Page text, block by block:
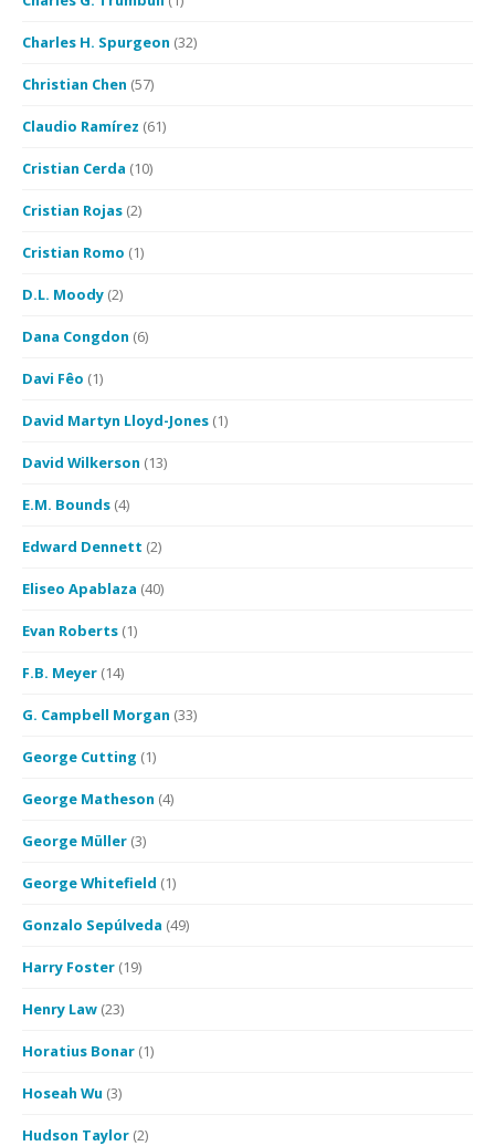
Charles H. Spurgeon (32)
Christian Chen (57)
Claudio Ramírez (61)
Cristian Cerda (10)
Cristian Rojas (2)
Cristian Romo (1)
D.L. Moody (2)
Dana Congdon (6)
Davi Fêo (1)
David Martyn Lloyd-Jones (1)
David Wilkerson (13)
E.M. Bounds (4)
Edward Dennett (2)
Eliseo Apablaza (40)
Evan Roberts (1)
F.B. Meyer (14)
G. Campbell Morgan (33)
George Cutting (1)
George Matheson (4)
George Müller (3)
George Whitefield (1)
Gonzalo Sepúlveda (49)
Harry Foster (19)
Henry Law (23)
Horatius Bonar (1)
Hoseah Wu (3)
Hudson Taylor (2)